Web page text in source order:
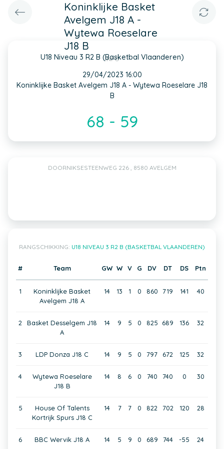
Koninklijke Basket
Avelgem J18 A -
Wytewa Roeselare
J18 B
U18 Niveau 3 R2 B (Basketbal Vlaanderen)
INFO
29/04/2023 16:00
Koninklijke Basket Avelgem J18 A - Wytewa Roeselare J18
B
68 - 59
DOORNIKSESTEENWEG 226 , 8580 AVELGEM
RANGSCHIKKING: U18 NIVEAU 3 R2 B (BASKETBAL VLAANDEREN)
# Team GW W V G DV DT DS Ptn
1
Koninklijke Basket
Avelgem J18 A
14 13 1 0 860 719 141 40
2
Basket Desselgem J18
A
14 9 5 0 825 689 136 32
3 LDP Donza J18 C 14 9 5 0 797 672 125 32
4
Wytewa Roeselare
J18 B
14 8 6 0 740 740 0 30
5
House Of Talents
Kortrijk Spurs J18 C
14 7 7 0 822 702 120 28
6 BBC Wervik J18 A 14 5 9 0 689 744 -55 24